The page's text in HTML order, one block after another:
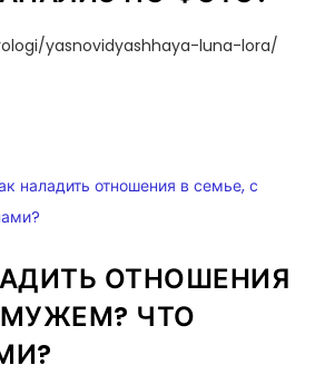
yasnovidyashhaya-luna-lora/
ОТНОШЕНИЯ
ЧТО